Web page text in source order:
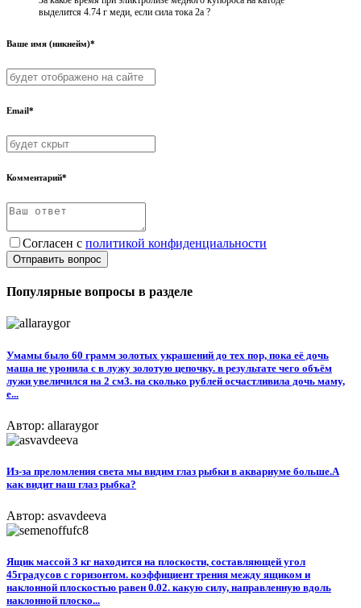
выделится 4.74 г меди, если сила тока 2а ?
Ваше имя (никнейм)*
Email*
Комментарий*
Согласен с политикой конфиденциальности
Отправить вопрос
Популярные вопросы в разделе
Умамы было 60 грамм золотых украшений до тех пор, пока её дочь
маша не уронила с в лужу золотую цепочку. в результате чего объём
лужи увеличился на 2 см3. на сколько рублей осчастливила дочь маму,
е...
Автор: allaraygor
Из-за преломления света мы видим глаз рыбки в аквариуме больше.А
как видит наш глаз рыбка?
Автор: asvavdeeva
Ящик массой 3 кг находится на плоскости, составляющей угол
45градусов с горизонтом. коэффициент трения между ящиком и
наклонной плоскостью равен 0.02. какую силу, направленную вдоль
наклонной плоско...